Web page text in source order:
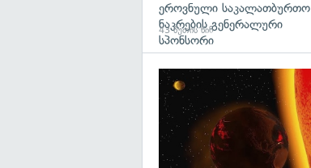
ეროვნული საკალათბურთო
ნაკრების გენერალური
სპონსორი
43 წუთის წინ